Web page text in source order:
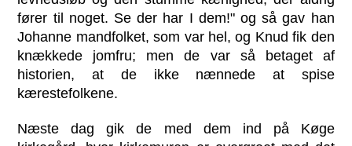
fører til noget. Se der har I dem!" og så gav han
Johanne mandfolket, som var hel, og Knud fik den
knækkede jomfru; men de var så betaget af
historien, at de ikke nænnede at spise
kærestefolkene.
Næste dag gik de med dem ind på Køge